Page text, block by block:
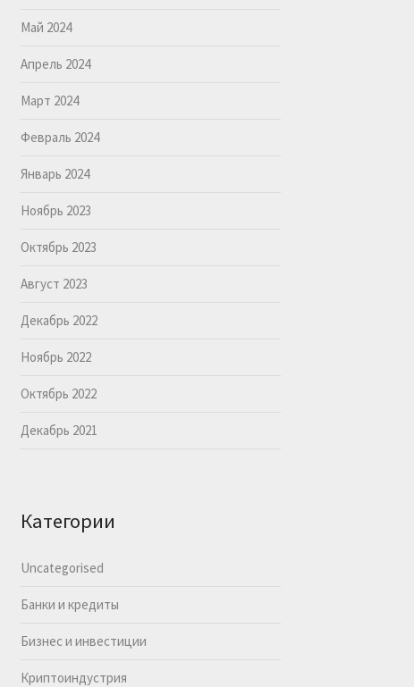
Май 2024
Апрель 2024
Март 2024
Февраль 2024
Январь 2024
Ноябрь 2023
Октябрь 2023
Август 2023
Декабрь 2022
Ноябрь 2022
Октябрь 2022
Декабрь 2021
Категории
Uncategorised
Банки и кредиты
Бизнес и инвестиции
Криптоиндустрия